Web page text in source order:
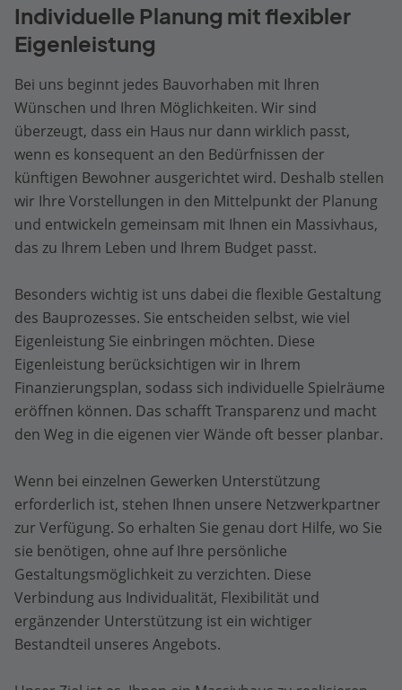
Individuelle Planung mit flexibler
Eigenleistung
Bei uns beginnt jedes Bauvorhaben mit Ihren
Wünschen und Ihren Möglichkeiten. Wir sind
überzeugt, dass ein Haus nur dann wirklich passt,
wenn es konsequent an den Bedürfnissen der
künftigen Bewohner ausgerichtet wird. Deshalb stellen
wir Ihre Vorstellungen in den Mittelpunkt der Planung
und entwickeln gemeinsam mit Ihnen ein Massivhaus,
das zu Ihrem Leben und Ihrem Budget passt.
Besonders wichtig ist uns dabei die flexible Gestaltung
des Bauprozesses. Sie entscheiden selbst, wie viel
Eigenleistung Sie einbringen möchten. Diese
Eigenleistung berücksichtigen wir in Ihrem
Finanzierungsplan, sodass sich individuelle Spielräume
eröffnen können. Das schafft Transparenz und macht
den Weg in die eigenen vier Wände oft besser planbar.
Wenn bei einzelnen Gewerken Unterstützung
erforderlich ist, stehen Ihnen unsere Netzwerkpartner
zur Verfügung. So erhalten Sie genau dort Hilfe, wo Sie
sie benötigen, ohne auf Ihre persönliche
Gestaltungsmöglichkeit zu verzichten. Diese
Verbindung aus Individualität, Flexibilität und
ergänzender Unterstützung ist ein wichtiger
Bestandteil unseres Angebots.